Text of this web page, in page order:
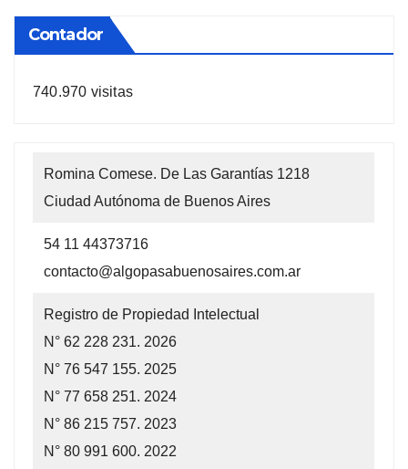
Contador
740.970 visitas
Romina Comese. De Las Garantías 1218
Ciudad Autónoma de Buenos Aires
54 11 44373716
contacto@algopasabuenosaires.com.ar
Registro de Propiedad Intelectual
N° 62 228 231. 2026
N° 76 547 155. 2025
N° 77 658 251. 2024
N° 86 215 757. 2023
N° 80 991 600. 2022